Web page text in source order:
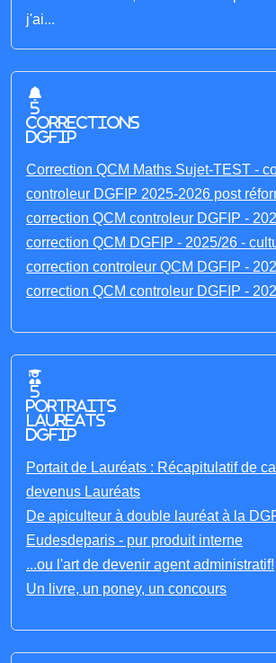
j'ai...
5
corrections
DGFIP
Correction QCM Maths Sujet-TEST -
controleur DGFIP 2025-2026 post
correction QCM controleur DGFIP -
correction QCM DGFIP - 2025/26 -
correction controleur QCM DGFIP -
correction QCM controleur DGFIP -
5
portraits
laureats
DGFIP
Portait de Lauréats : Récapitulatif de
devenus Lauréats
De apiculteur à double lauréat à la
Eudesdeparis - pur produit interne
...ou l'art de devenir agent administratif!
Un livre, un poney, un concours